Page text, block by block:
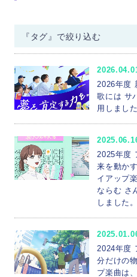
『タグ』で絞り込む
入試情報 進学相談会
コンテンツ
公開講座
海外実習・研
部活動・サークル 本学
ちば産学官連携プラットフォーム
健康メディカル学部 理学療法学科
国際交流 部活
2026年度
歌には サ
用しました
2025年度
来を動か
イアップ
ならむ さ
しました。
2024年度
分だけの
プ楽曲は